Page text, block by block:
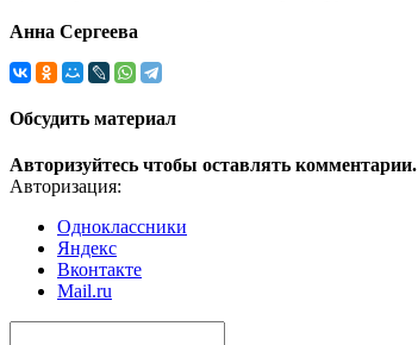
Анна Сергеева
Обсудить материал
Авторизуйтесь чтобы оставлять комментарии.
Авторизация:
Одноклассники
Яндекс
Вконтакте
Mail.ru